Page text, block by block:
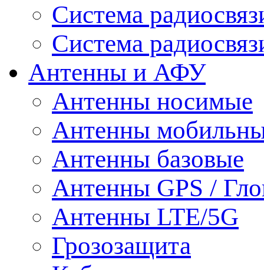
Система
Система
Антенны и АФУ
Антенны носимые
Антенны
Антенны базовые
Антенны GPS /
Антенны LTE/5G
Грозозащита